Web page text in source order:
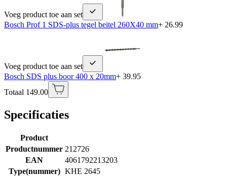
Voeg product toe aan set
Bosch Prof 1 SDS-plus tegel beitel 260X40 mm+ 26.99
Voeg product toe aan set
Bosch SDS plus boor 400 x 20mm+ 39.95
Totaal 149.00
Specificaties
Product
Productnummer 212726
EAN
4061792213203
Type(nummer) KHE 2645